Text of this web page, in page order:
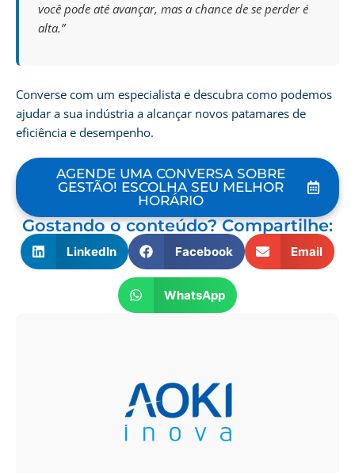
você pode até avançar, mas a chance de se perder é
alta.”
Converse com um especialista e descubra como podemos
ajudar a sua indústria a alcançar novos patamares de
eficiência e desempenho.
AGENDE UMA CONVERSA SOBRE
GESTÃO! ESCOLHA SEU MELHOR
HORÁRIO
Gostando o conteúdo? Compartilhe:
LinkedIn Facebook Email
WhatsApp